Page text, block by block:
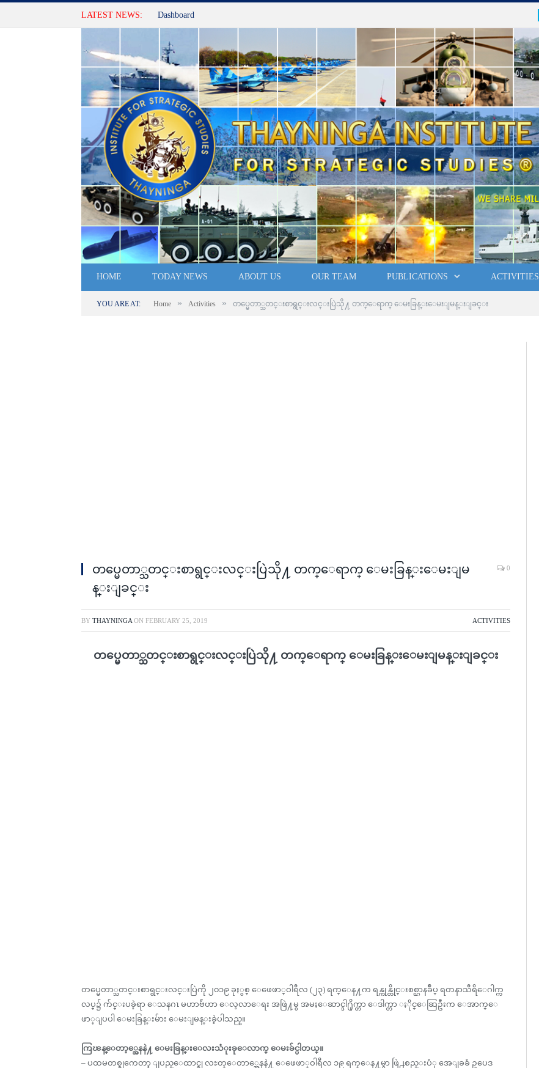
LATEST NEWS: Dashboard
HOME TODAY NEWS ABOUT US OUR TEAM PUBLICATIONS ACTIVITIES
YOU ARE AT: Home » Activities » တပ္မေတာ္သတင္းစာရွင္းလင္းပြဲသို႔ တက္ေရာက္ ေမးခြန္းေမးျမန္းျခင္း
တပ္မေတာ္သတင္းစာရွင္းလင္းပြဲသို႔ တက္ေရာက္ ေမးခြန္းေမးျမ
န္းျခင္း
0
BY THAYNINGA ON FEBRUARY 25, 2019 ACTIVITIES
တပ္မေတာ္သတင္းစာရွင္းလင္းပြဲသို႔ တက္ေရာက္ ေမးခြန္းေမးျမန္းျခင္း
တပ္မေတာ္သတင္းစာရွင္းလင္းပြဲကို ၂၀၁၉ ခုႏွစ္ ေဖေဖာ္ဝါရီလ (၂၃) ရက္ေန႔က ရန္ကုန္တိုင္းစစ္ဌာနခ်ဳပ္ ရတနာသီရိေဂါက္က
လပ္၌ က်င္းပခဲ့ရာ ေသနဂၤ မဟာဗ်ဴဟာ ေလ့လာေရး အဖြဲ႔မွ အမႈေဆာင္ဒါ႐ိုက္တာ ေဒါက္တာ ႏိုင္ေဆြဦးက ေအာက္ေ
ဖာ္ျပပါ ေမးခြန္းမ်ား ေမးျမန္းခဲ့ပါသည္။
ကြၽန္ေတာ့္အေနနဲ႔ ေမးခြန္းေလးသံုးခုေလာက္ ေမးခ်င္ပါတယ္။
– ပထမတစ္ခုကေတာ့ ျပည္ေထာင္စု လႊတ္ေတာ္အေနနဲ႔ ေဖေဖာ္ဝါရီလ ၁၉ ရက္ေန႔မွာ ဖြဲ႕စည္းပံု အေျခခံ ဥပေဒ